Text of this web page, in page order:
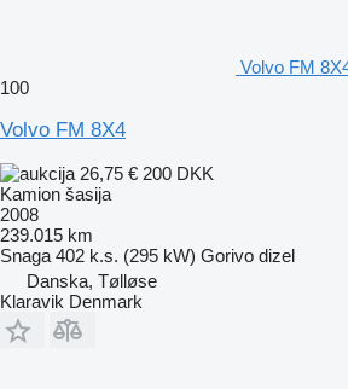
Volvo FM
100
Volvo FM 8X4
26,75 € 200 DKK
Kamion šasija
2008
239.015 km
Snaga 402 k.s. (295 kW) Gorivo dizel
Danska, Tølløse
Klaravik Denmark